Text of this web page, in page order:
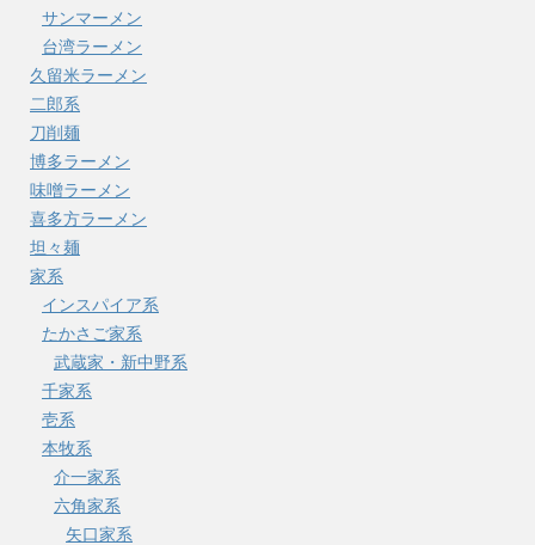
サンマーメン
台湾ラーメン
久留米ラーメン
二郎系
刀削麺
博多ラーメン
味噌ラーメン
喜多方ラーメン
坦々麺
家系
インスパイア系
たかさご家系
武蔵家・新中野系
千家系
壱系
本牧系
介一家系
六角家系
矢口家系